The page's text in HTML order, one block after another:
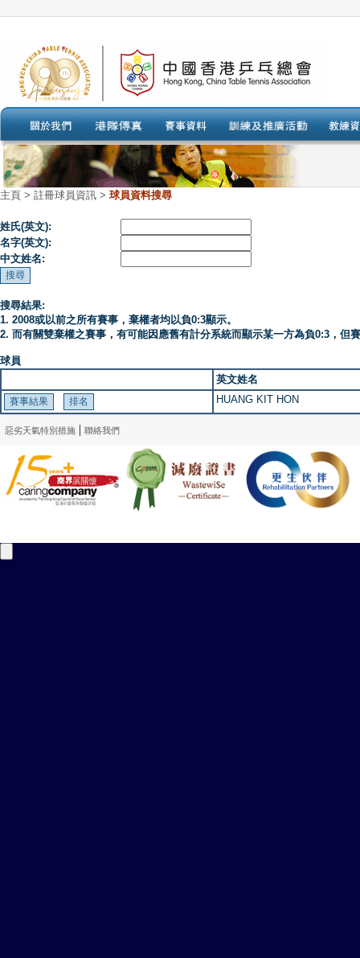
主頁 > 註冊球員資訊 > 球員資料搜尋
姓氏(英文):
名字(英文):
中文姓名:
搜尋結果:
1. 2008或以前之所有賽事，棄權者均以負0:3顯示。
2. 而有關雙棄權之賽事，有可能因應舊有計分系統而顯示某一方為負0:3，但
球員
英文姓名
HUANG KIT HON